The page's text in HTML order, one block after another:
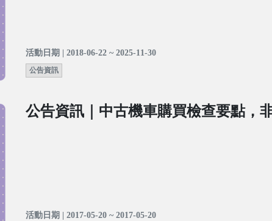
活動日期 | 2018-06-22 ~ 2025-11-30
公告資訊
公告資訊｜中古機車購買檢查要點，
活動日期 | 2017-05-20 ~ 2017-05-20